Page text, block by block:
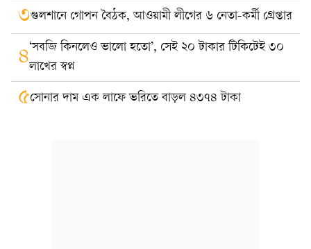
৩গুলশানে গোপন বৈঠক, আওয়ামী লীগের ৬ নেতা-কর্মী গ্রেপ্তার
৪‘সবজি কিনলেও ভালো হতো’, সেই ২০ টাকার টিকিটেই ৩০
লাখের স্বপ্ন
৫সোনার দাম এক লাফে ভরিতে বাড়ল ৪৩৭৪ টাকা